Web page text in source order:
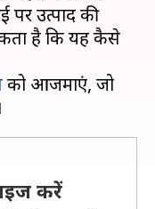
उत्पाद की
है कि यह कैसे
को आजमाएं, जो
करें